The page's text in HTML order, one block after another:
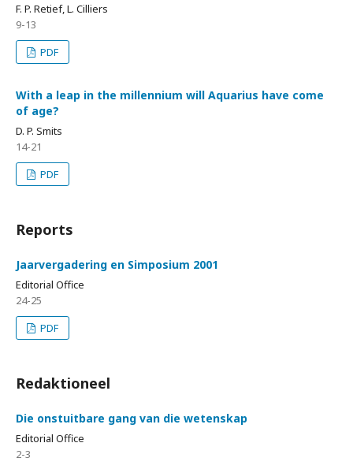
F. P. Retief, L. Cilliers
9-13
PDF
With a leap in the millennium will Aquarius have come
of age?
D. P. Smits
14-21
PDF
Reports
Jaarvergadering en Simposium 2001
Editorial Office
24-25
PDF
Redaktioneel
Die onstuitbare gang van die wetenskap
Editorial Office
2-3